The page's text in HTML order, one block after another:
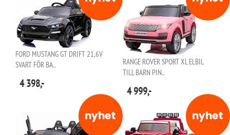
FORD MUSTANG GT DRIFT 21,6V
SVART FÖR BA..
4 398,-
RANGE ROVER SPORT XL ELBIL
TILL BARN PIN..
4 999,-